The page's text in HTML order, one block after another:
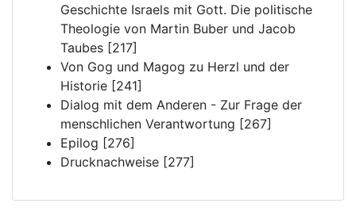
Geschichte Israels mit Gott. Die politische
Theologie von Martin Buber und Jacob
Taubes [217]
Von Gog und Magog zu Herzl und der
Historie [241]
Dialog mit dem Anderen - Zur Frage der
menschlichen Verantwortung [267]
Epilog [276]
Drucknachweise [277]